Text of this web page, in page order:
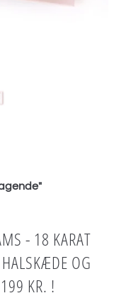
- 18 KARAT
OG
KR. !